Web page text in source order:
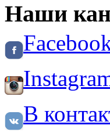
Наши
В